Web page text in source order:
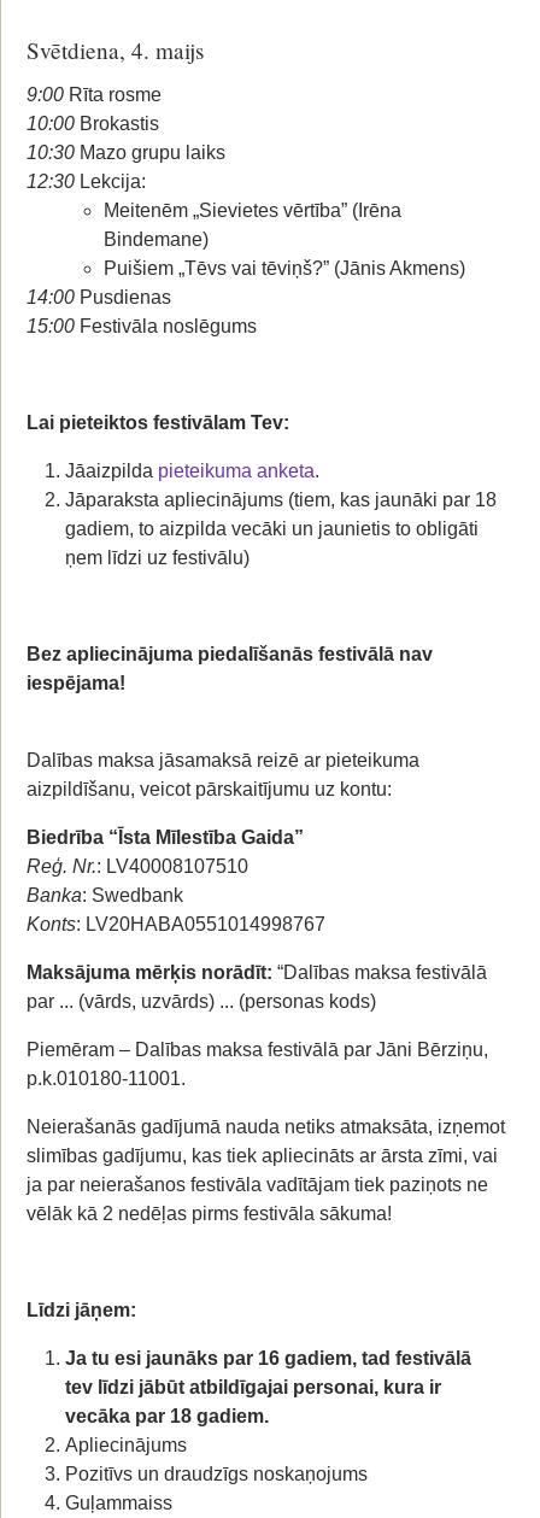
Svētdiena, 4. maijs
9:00 Rīta rosme
10:00 Brokastis
10:30 Mazo grupu laiks
12:30 Lekcija:
Meitenēm „Sievietes vērtība” (Irēna
Bindemane)
Puišiem „Tēvs vai tēviņš?” (Jānis Akmens)
14:00 Pusdienas
15:00 Festivāla noslēgums
Lai pieteiktos festivālam Tev:
Jāaizpilda pieteikuma anketa.
Jāparaksta apliecinājums (tiem, kas jaunāki par 18
gadiem, to aizpilda vecāki un jaunietis to obligāti
ņem līdzi uz festivālu)
Bez apliecinājuma piedalīšanās festivālā nav
iespējama!
Dalības maksa jāsamaksā reizē ar pieteikuma
aizpildīšanu, veicot pārskaitījumu uz kontu:
Biedrība “Īsta Mīlestība Gaida”
Reģ. Nr.: LV40008107510
Banka: Swedbank
Konts: LV20HABA0551014998767
Maksājuma mērķis norādīt: “Dalības maksa festivālā
par ... (vārds, uzvārds) ... (personas kods)
Piemēram – Dalības maksa festivālā par Jāni Bērziņu,
p.k.010180-11001.
Neierašanās gadījumā nauda netiks atmaksāta, izņemot
slimības gadījumu, kas tiek apliecināts ar ārsta zīmi, vai
ja par neierašanos festivāla vadītājam tiek paziņots ne
vēlāk kā 2 nedēļas pirms festivāla sākuma!
Līdzi jāņem:
Ja tu esi jaunāks par 16 gadiem, tad festivālā
tev līdzi jābūt atbildīgajai personai, kura ir
vecāka par 18 gadiem.
Apliecinājums
Pozitīvs un draudzīgs noskaņojums
Guļammaiss